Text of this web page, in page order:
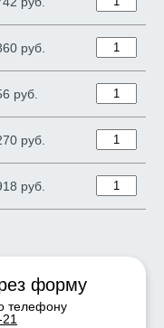
руб.
руб.
руб.
руб.
форму
телефону